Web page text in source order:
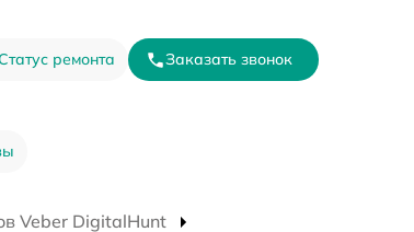
ремонта Заказать звонок
Veber DigitalHunt